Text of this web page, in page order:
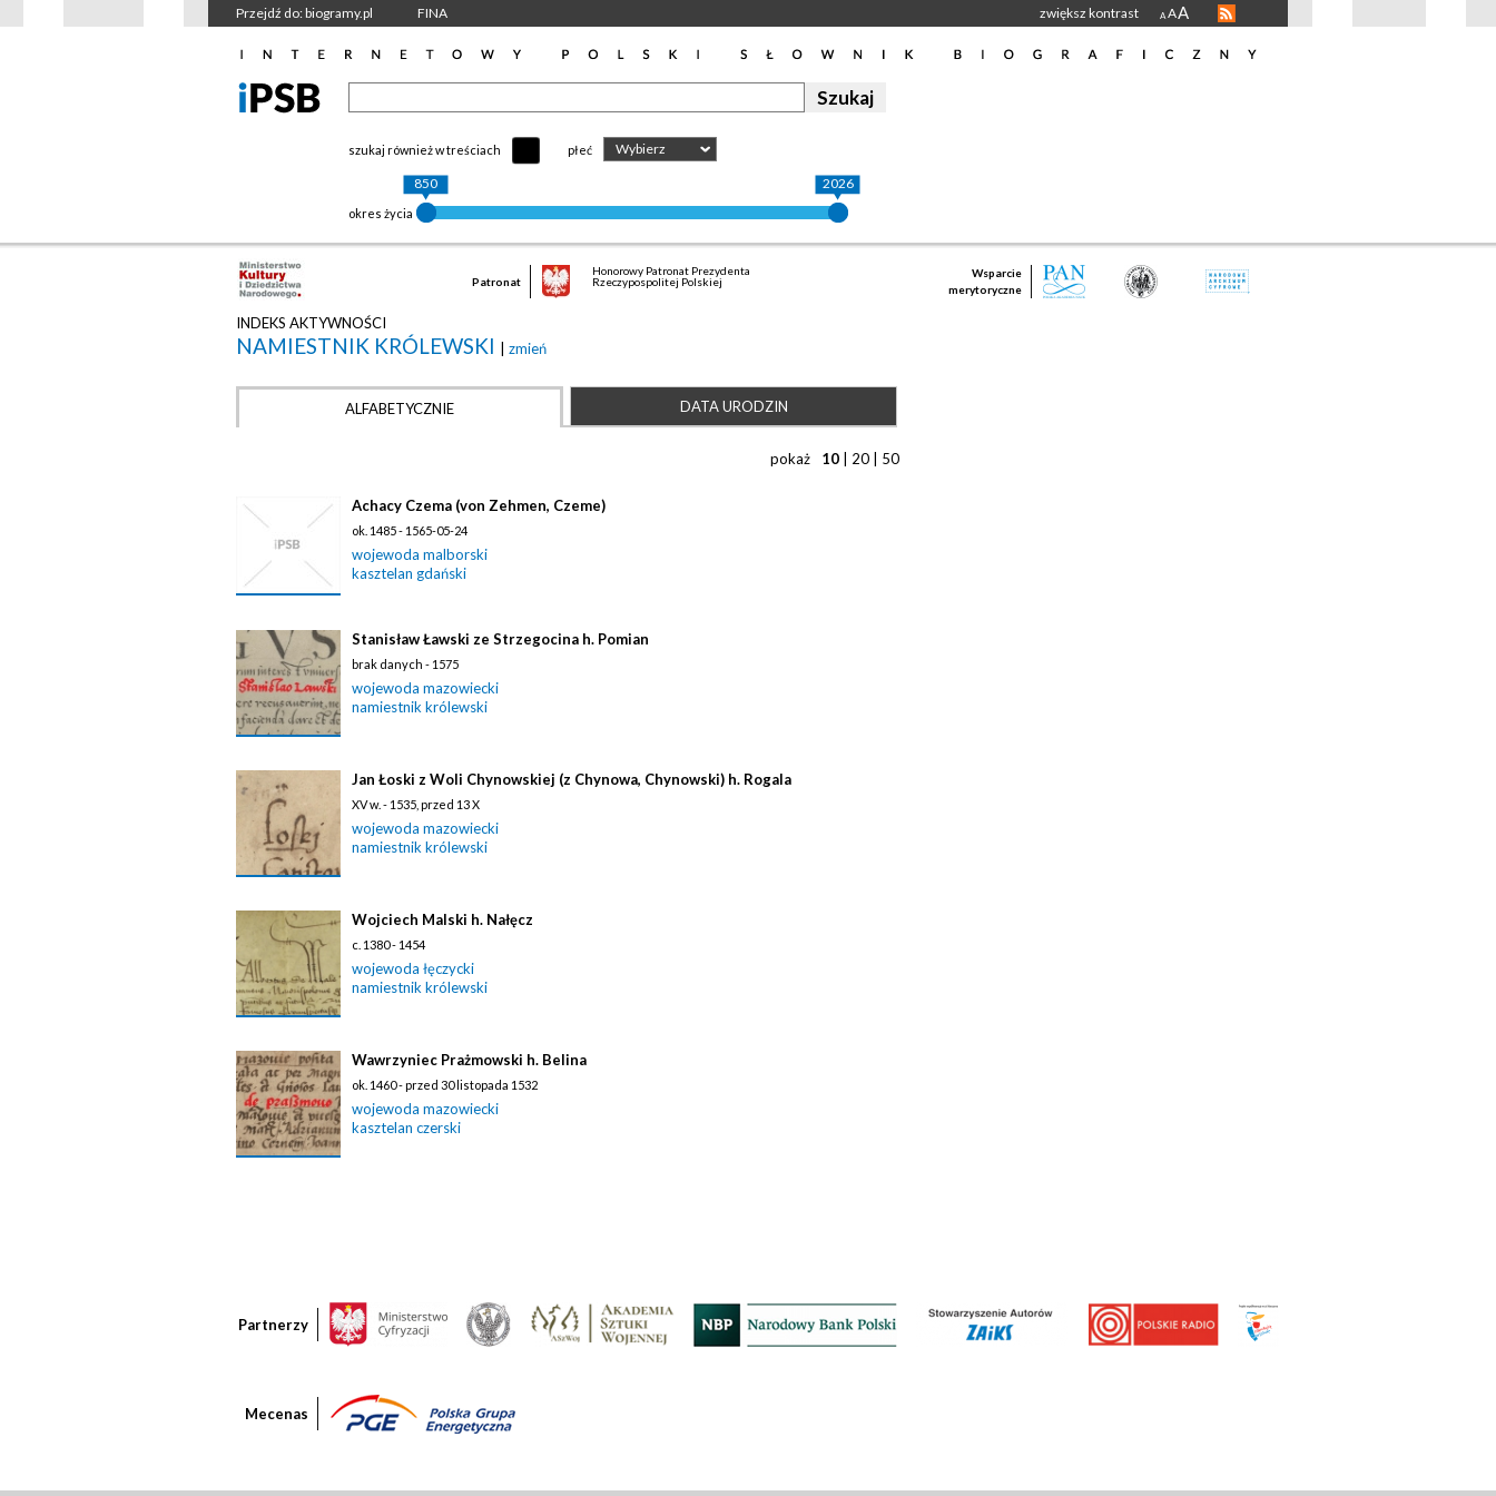
Przejdź do: biogramy.pl FINA zwiększ kontrast A AA
szukaj również w treściach płeć Wybierz
okres życia
850 2026
Patronat
Honorowy Patronat Prezydenta
Rzeczypospolitej Polskiej
Wsparcie
merytoryczne
INDEKS AKTYWNOŚCI
NAMIESTNIK KRÓLEWSKI zmień
ALFABETYCZNIE DATA URODZIN
pokaż 10 20 50
Achacy Czema (von Zehmen, Czeme)
ok. 1485 - 1565-05-24
wojewoda malborski
kasztelan gdański
Stanisław Ławski ze Strzegocina h. Pomian
brak danych - 1575
wojewoda mazowiecki
namiestnik królewski
Jan Łoski z Woli Chynowskiej (z Chynowa, Chynowski) h. Rogala
XV w. - 1535, przed 13 X
wojewoda mazowiecki
namiestnik królewski
Wojciech Malski h. Nałęcz
c. 1380 - 1454
wojewoda łęczycki
namiestnik królewski
Wawrzyniec Prażmowski h. Belina
ok. 1460 - przed 30 listopada 1532
wojewoda mazowiecki
kasztelan czerski
Partnerzy
Mecenas